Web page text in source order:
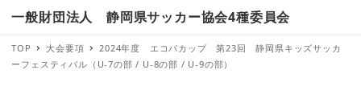
一般財団法人 静岡県サッカー協会4種委員会
TOP 大会要項
2024年度 エコパカップ 第23回 静岡県キッズサッカ
ーフェスティバル（U-7の部 / U-8の部 / U-9の部）